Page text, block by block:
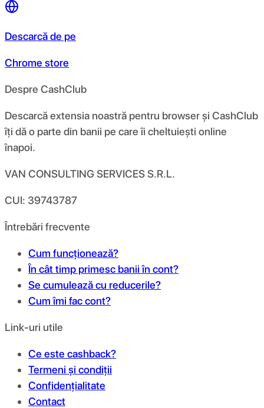
Descarcă de pe
Chrome store
Despre CashClub
Descarcă extensia noastră pentru browser și CashClub
îți dă o parte din banii pe care îi cheltuiești online
înapoi.
VAN CONSULTING SERVICES S.R.L.
CUI: 39743787
Întrebări frecvente
Cum funcționează?
În cât timp primesc banii în cont?
Se cumulează cu reducerile?
Cum îmi fac cont?
Link-uri utile
Ce este cashback?
Termeni și condiții
Confidențialitate
Contact